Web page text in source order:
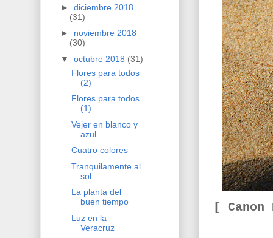
[ Canon
► diciembre 2018
(31)
► noviembre 2018
(30)
▼ octubre 2018 (31)
Flores para todos
(2)
Flores para todos
(1)
Vejer en blanco y
azul
Cuatro colores
Tranquilamente al
sol
La planta del
buen tiempo
Luz en la
Veracruz